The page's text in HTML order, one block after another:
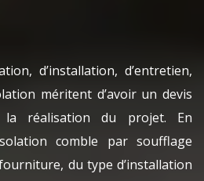
d’installation, d’entretien,
méritent d’avoir un devis
la réalisation du projet. En
comble par soufflage
du type d’installation